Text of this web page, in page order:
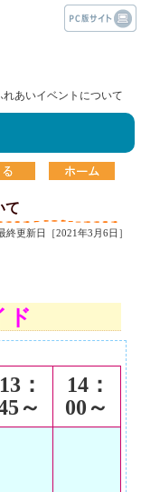
あいイベントについて
て
終更新日［2021年3月6日］
ド
13 ：
～
14 ：
00～